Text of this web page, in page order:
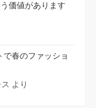
価値があります
春のファッショ
より